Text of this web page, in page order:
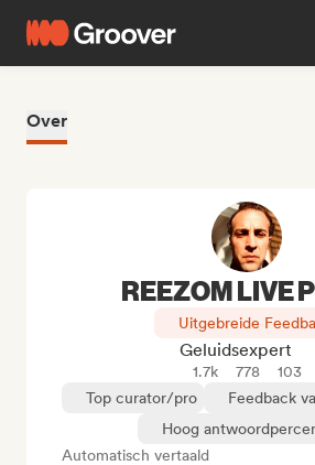
Over
REEZOM LIVE
Uitgebreide
Geluidsexpert
1.7k 778
103
Top curator/pro
Feedback
Hoog
Automatisch vertaald